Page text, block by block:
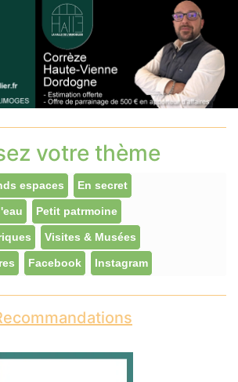
votre thème
espaces En secret
Petit patrmoine
Visites & Musées
Facebook Instagram